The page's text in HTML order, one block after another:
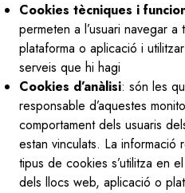
Cookies tècniques i
permeten a l’usuari navegar a
plataforma o aplicació i
serveis que hi hagi
Cookies d’anàlisi: són les
responsable d’aquestes
comportament dels usuaris
estan vinculats. La informació
tipus de cookies s’utilitza en
dels llocs web, aplicació o